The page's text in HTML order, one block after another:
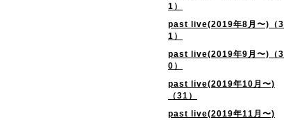
1）
past live(2019年8月〜)（3
1）
past live(2019年9月〜)（3
0）
past live(2019年10月〜)
（31）
past live(2019年11月〜)